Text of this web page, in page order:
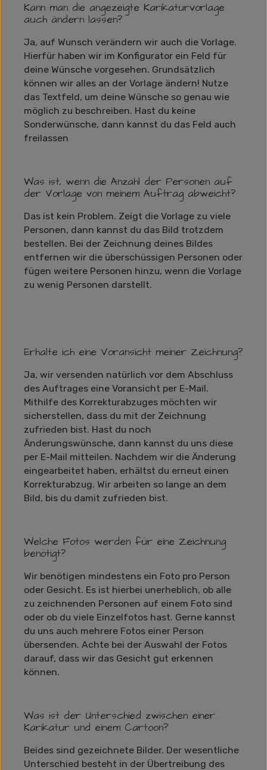
Kann man die angezeigte Karikaturvorlage
auch ändern lassen?
Ja, auf Wunsch verändern wir auch die Vorlage.
Hierfür haben wir im Konfigurator ein Feld für
deine Wünsche vorgesehen. Grundsätzlich
können wir alles an der Vorlage ändern! Nutze
das Textfeld, um deine Wünsche so genau wie
möglich zu beschreiben. Hast du keine
Sonderwünsche, dann kannst du das Feld auch
freilassen
Was ist, wenn die Anzahl der Personen auf
der Vorlage von meinem Auftrag abweicht?
Das ist kein Problem. Zeigt die Vorlage zu viele
Personen, dann kannst du das Bild trotzdem
bestellen. Bei der Zeichnung deines Bildes
entfernen wir die überschüssigen Personen oder
fügen weitere Personen hinzu, wenn die Vorlage
zu wenig Personen darstellt.
Erhalte ich eine Voransicht meiner Zeichnung?
Ja, wir versenden natürlich vor dem Abschluss
des Auftrages eine Voransicht per E-Mail.
Mithilfe des Korrekturabzuges möchten wir
sicherstellen, dass du mit der Zeichnung
zufrieden bist. Hast du noch
Änderungswünsche, dann kannst du uns diese
per E-Mail mitteilen. Nachdem wir die Änderung
eingearbeitet haben, erhältst du erneut einen
Korrekturabzug. Wir arbeiten so lange an dem
Bild, bis du damit zufrieden bist.
Welche Fotos werden für eine Zeichnung
benötigt?
Wir benötigen mindestens ein Foto pro Person
oder Gesicht. Es ist hierbei unerheblich, ob alle
zu zeichnenden Personen auf einem Foto sind
oder ob du viele Einzelfotos hast. Gerne kannst
du uns auch mehrere Fotos einer Person
übersenden. Achte bei der Auswahl der Fotos
darauf, dass wir das Gesicht gut erkennen
können.
Was ist der Unterschied zwischen einer
Karikatur und einem Cartoon?
Beides sind gezeichnete Bilder. Der wesentliche
Unterschied besteht in der Übertreibung des